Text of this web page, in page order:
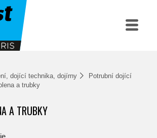
dojící technika, dojírny
Potrubní dojící
a trubky
A TRUBKY